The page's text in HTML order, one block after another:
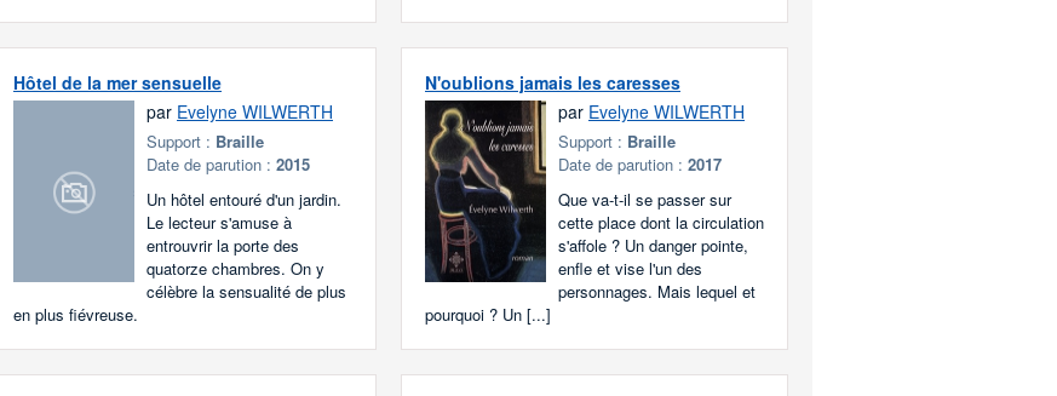
Hôtel de la mer sensuelle
par Evelyne WILWERTH
Support : Braille
Date de parution :2015
Un hôtel entouré d'un jardin.
Le lecteur s'amuse à
entrouvrir la porte des
quatorze chambres. On y
célèbre la sensualité de plus
en plus fiévreuse.
N'oublions jamais les caresses
par Evelyne WILWERTH
Support : Braille
Date de parution : 2017
Que va-t-il se passer sur
cette place dont la circulation
s'affole ? Un danger pointe,
enfle et vise l'un des
personnages. Mais lequel et
pourquoi ? Un [...]